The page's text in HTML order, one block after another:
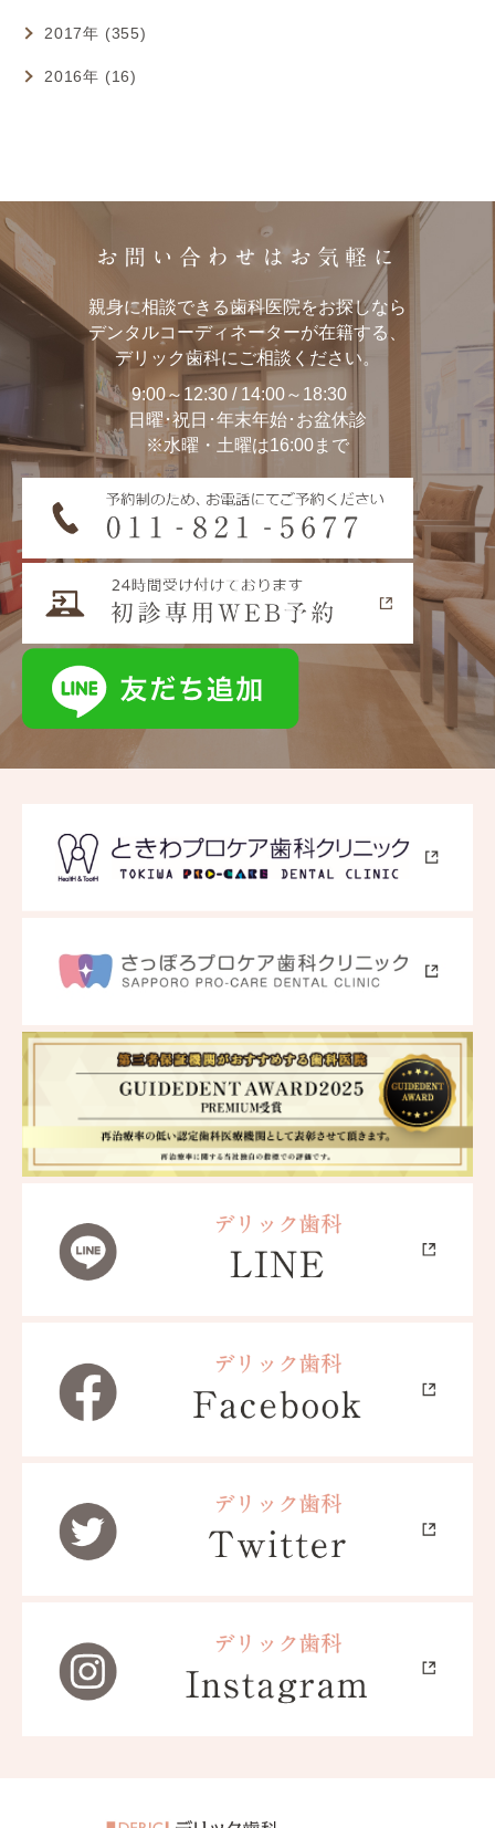
2017年 (355)
2016年 (16)
お問い合わせはお気軽に
親身に相談できる歯科医院をお探しなら
デンタルコーディネーターが在籍する、
デリック歯科にご相談ください。
9:00～12:30 / 14:00～18:30
日曜･祝日･年末年始･お盆休診
※水曜・土曜は16:00まで